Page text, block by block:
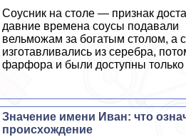
Соусник на столе — признак
давние времена соусы подавали
вельможам за богатым столом, а
изготавливались из серебра,
фарфора и были доступны только
Значение имени Иван: что
происхождение